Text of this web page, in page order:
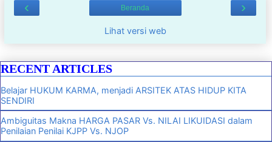
‹ ›
Beranda
Lihat versi web
RECENT ARTICLES
Belajar HUKUM KARMA, menjadi ARSITEK ATAS HIDUP KITA
SENDIRI
Ambiguitas Makna HARGA PASAR Vs. NILAI LIKUIDASI dalam
Penilaian Penilai KJPP Vs. NJOP